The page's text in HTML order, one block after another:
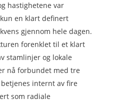
hastighetene var
en klart definert
gjennom hele dagen.
forenklet til et klart
stamlinjer og lokale
nå forbundet med tre
internt av fire
som radiale